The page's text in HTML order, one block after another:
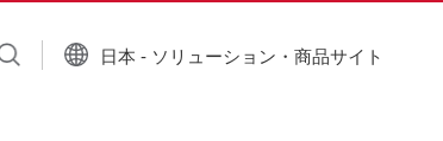
日本 - ソリューション・商品サイト